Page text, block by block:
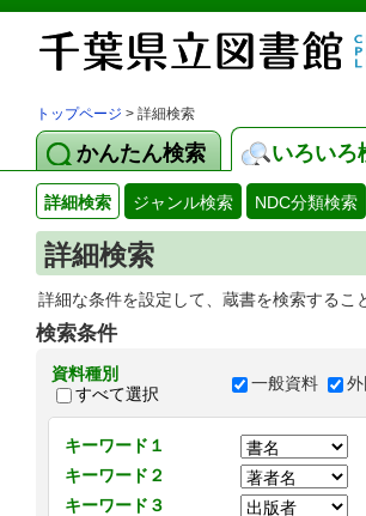
トップページ > 詳細検索
かんたん検索 いろいろ
詳細検索 ジャンル検索 NDC分類検索
詳細検索
詳細な条件を設定して、蔵書を検索するこ
検索条件
資料種別
すべて選択
一般資料
キーワード１
キーワード２
キーワード３